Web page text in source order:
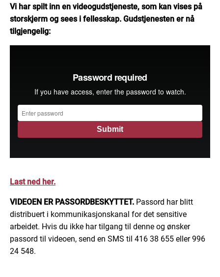
Vi har spilt inn en videogudstjeneste, som kan vises på
storskjerm og sees i fellesskap. Gudstjenesten er nå
tilgjengelig:
Last ned her.
VIDEOEN ER PASSORDBESKYTTET. Passord har blitt
distribuert i kommunikasjonskanal for det sensitive
arbeidet. Hvis du ikke har tilgang til denne og ønsker
passord til videoen, send en SMS til 416 38 655 eller 996
24 548.